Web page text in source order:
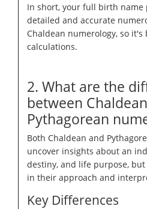
In short, your full birth name
detailed and accurate
Chaldean numerology, so
calculations.
2. What are the
between
Pythagorean
Both Chaldean and
uncover insights about an
destiny, and life purpose,
in their approach and
Key Differences